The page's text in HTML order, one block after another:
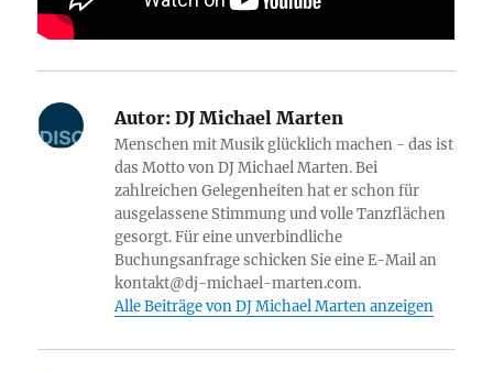
Autor: DJ Michael Marten
Menschen mit Musik glücklich machen - das ist
das Motto von DJ Michael Marten. Bei
zahlreichen Gelegenheiten hat er schon für
ausgelassene Stimmung und volle Tanzflächen
gesorgt. Für eine unverbindliche
Buchungsanfrage schicken Sie eine E-Mail an
kontakt@dj-michael-marten.com.
Alle Beiträge von DJ Michael Marten anzeigen